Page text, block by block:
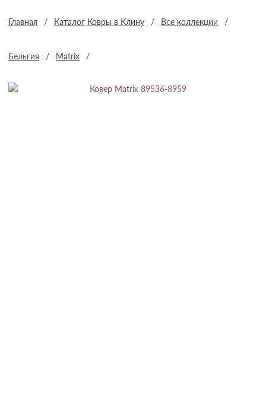
Главная / Каталог Ковры в Клину / Все коллекции /
Бельгия / Matrix /